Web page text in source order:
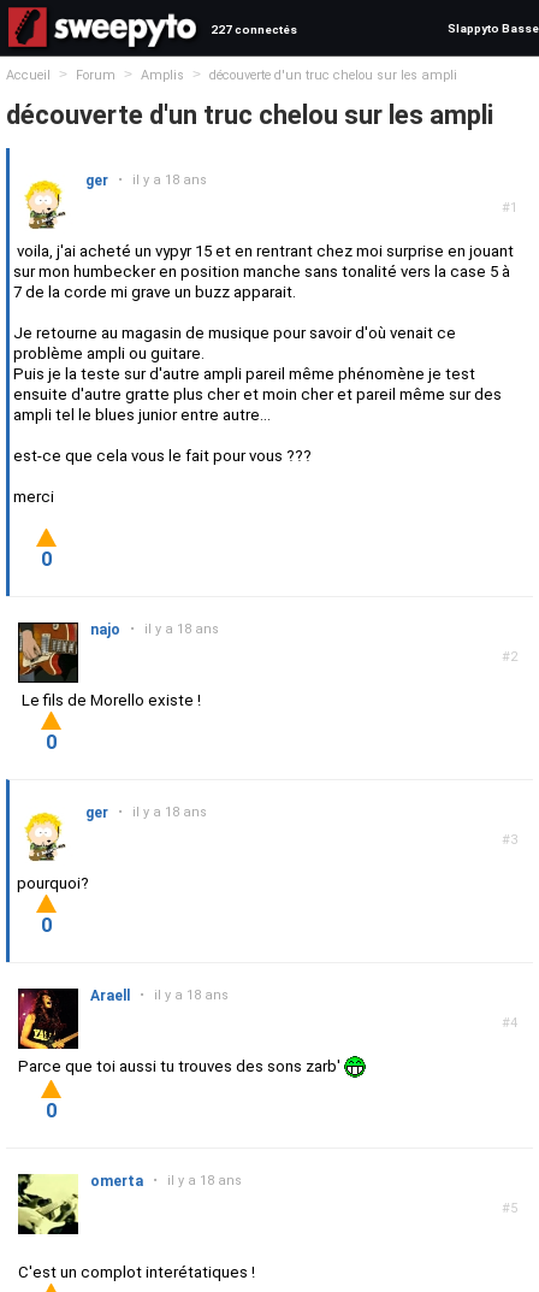
227 connectés Slappyto Basse
Accueil > Forum > Amplis > découverte d'un truc chelou sur les ampli
découverte d'un truc chelou sur les ampli
#1
ger • il y a 18 ans
voila, j'ai acheté un vypyr 15 et en rentrant chez moi surprise en jouant
sur mon humbecker en position manche sans tonalité vers la case 5 à
7 de la corde mi grave un buzz apparait.
Je retourne au magasin de musique pour savoir d'où venait ce
problème ampli ou guitare.
Puis je la teste sur d'autre ampli pareil même phénomène je test
ensuite d'autre gratte plus cher et moin cher et pareil même sur des
ampli tel le blues junior entre autre...
est-ce que cela vous le fait pour vous ???
merci
0
#2
najo • il y a 18 ans
Le fils de Morello existe !
0
#3
ger • il y a 18 ans
pourquoi?
0
#4
Araell • il y a 18 ans
Parce que toi aussi tu trouves des sons zarb'
0
#5
omerta • il y a 18 ans
C'est un complot interétatiques !